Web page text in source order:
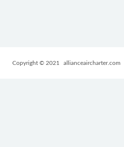
Copyright © 2021 allianceaircharter.com